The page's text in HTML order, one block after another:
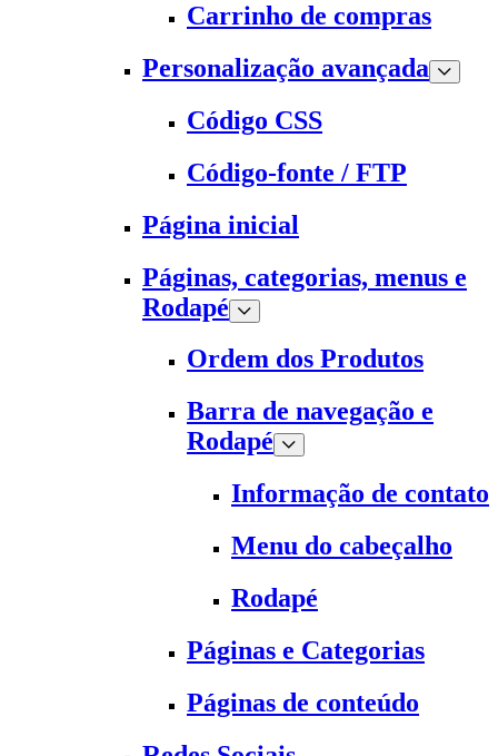
Carrinho de compras
Personalização avançada
Código CSS
Código-fonte / FTP
Página inicial
Páginas, categorias, menus e
Rodapé
Ordem dos Produtos
Barra de navegação e
Rodapé
Informação de contato
Menu do cabeçalho
Rodapé
Páginas e Categorias
Páginas de conteúdo